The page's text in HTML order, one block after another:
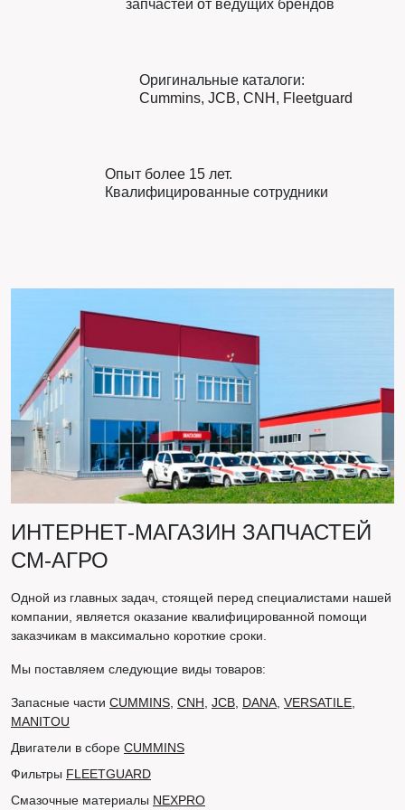
запчастей от ведущих брендов
Оригинальные каталоги:
Cummins, JCB, CNH , Fleetguard
Опыт более 15 лет.
Квалифицированные сотрудники
ИНТЕРНЕТ-МАГАЗИН ЗАПЧАСТЕЙ
СМ-АГРО
Одной из главных задач, стоящей перед специалистами нашей
компании, является оказание квалифицированной помощи
заказчикам в максимально короткие сроки.
Мы поставляем следующие виды товаров:
Запасные части CUMMINS, CNH, JCB, DANA, VERSATILE,
MANITOU
Двигатели в сборе CUMMINS
Фильтры FLEETGUARD
Смазочные материалы NEXPRO